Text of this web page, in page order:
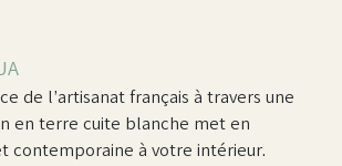
de l’artisanat français à travers une
en terre cuite blanche met en
contemporaine à votre intérieur.